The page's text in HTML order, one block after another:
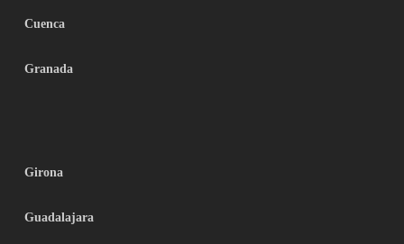
Cuenca
Granada
Girona
Guadalajara